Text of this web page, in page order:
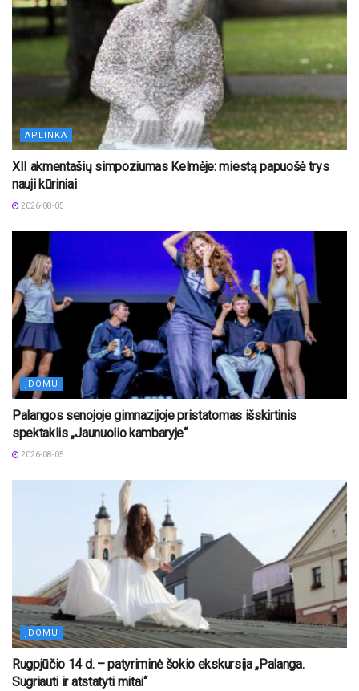
APLINKA
XII akmentašių simpoziumas Kelmėje: miestą papuošė trys
nauji kūriniai
2026-08-05
ĮDOMU
Palangos senojoje gimnazijoje pristatomas išskirtinis
spektaklis „Jaunuolio kambaryje“
2026-08-05
ĮDOMU
Rugpjūčio 14 d. – patyriminė šokio ekskursija „Palanga.
Sugriauti ir atstatyti mitai“